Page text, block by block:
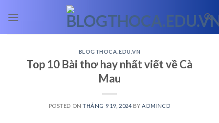
BLOGTHOCA.EDU.VN
Top 10 Bài thơ hay nhất viết về Cà
Mau
POSTED ONTHÁNG 9 19, 2024 BY ADMINCD